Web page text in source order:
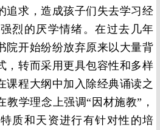
追求，造成孩子们失去学习经
烈的厌学情绪。在过去几年
院开始纷纷放弃原来以大量背
，转而采用更具包容性和多样
课程大纲中加入除经典诵读之
学理念上强调“因材施教”，
质和天资进行有针对性的培